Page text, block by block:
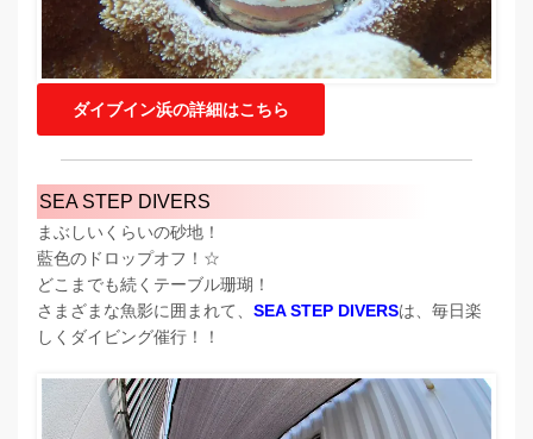
ダイブイン浜の詳細はこちら
SEA STEP DIVERS
まぶしいくらいの砂地！
藍色のドロップオフ！☆
どこまでも続くテーブル珊瑚！
さまざまな魚影に囲まれて、 SEA STEP DIVERSは、毎日楽
しくダイビング催行！！